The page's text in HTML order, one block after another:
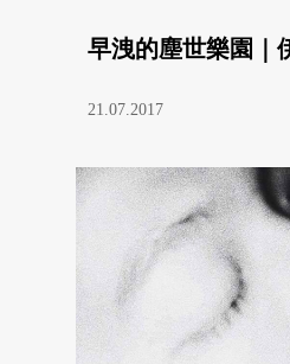
早洩的塵世樂園｜
21.07.2017